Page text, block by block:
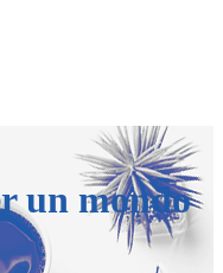
un mondo